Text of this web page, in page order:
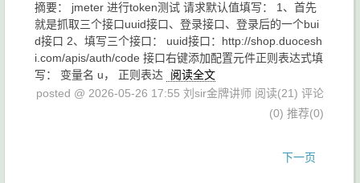
摘要： jmeter 进行token测试 请求默认值填写： 1、首先
就是抓取三个接口uuid接口、登录接口、登录后的一个bui
d接口 2、填写三个接口： uuid接口：http://shop.duocesh
i.com/apis/auth/code 接口右键添加配置元件正则表达式填
写： 变量名 u， 正则表达
阅读全文
posted @ 2026-05-26 17:55 刘sir金牌讲师 阅读(21) 评论
(0) 推荐(0)
下一页